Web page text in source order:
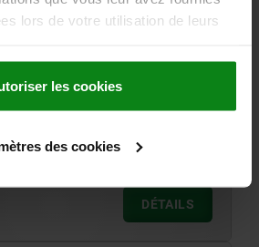
lors de votre utilisation de leurs
les cookies
des cookies
AVEC BOUTON DE MANOEUVRE,
L5=45,9, ACIER INOX. 1.4542,
DÉTAILS